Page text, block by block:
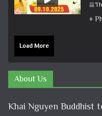
Load More
About Us
Khai Nguyen Buddhist